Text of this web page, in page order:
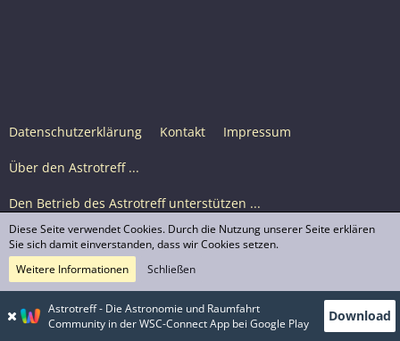
Datenschutzerklärung Kontakt Impressum
Über den Astrotreff ...
Den Betrieb des Astrotreff unterstützen ...
Nutzungsbedingungen
© Astrotreff 2001-2026, lizenziert unter CC BY-SA,
sofern für einzelne Inhalte nicht anders angegeben
Astrotreff - Die Astronomie und Raumfahrt
Community in der WSC-Connect App bei Google Play
Download
Diese Seite verwendet Cookies. Durch die Nutzung unserer Seite erklären
Sie sich damit einverstanden, dass wir Cookies setzen.
Weitere Informationen
Schließen